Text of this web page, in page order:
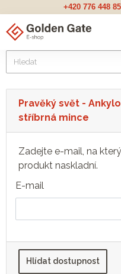
+420 776 448
Pravěký svět -
stříbrná mince
Zadejte e-mail, na
produkt naskladní.
E-mail